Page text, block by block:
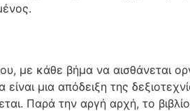
με κάθε βήμα να αισθάνεται
μια απόδειξη της
Παρά την αργή αρχή, το